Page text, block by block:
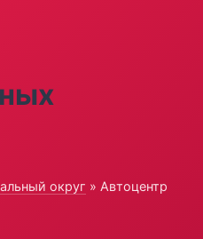
округ » Автоцентр